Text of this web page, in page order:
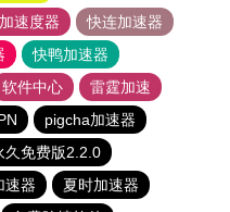
速度器
快连加速器
快鸭加速器
软件中心
雷霆加速
pigcha加速器
久免费版2.2.0
速器
夏时加速器